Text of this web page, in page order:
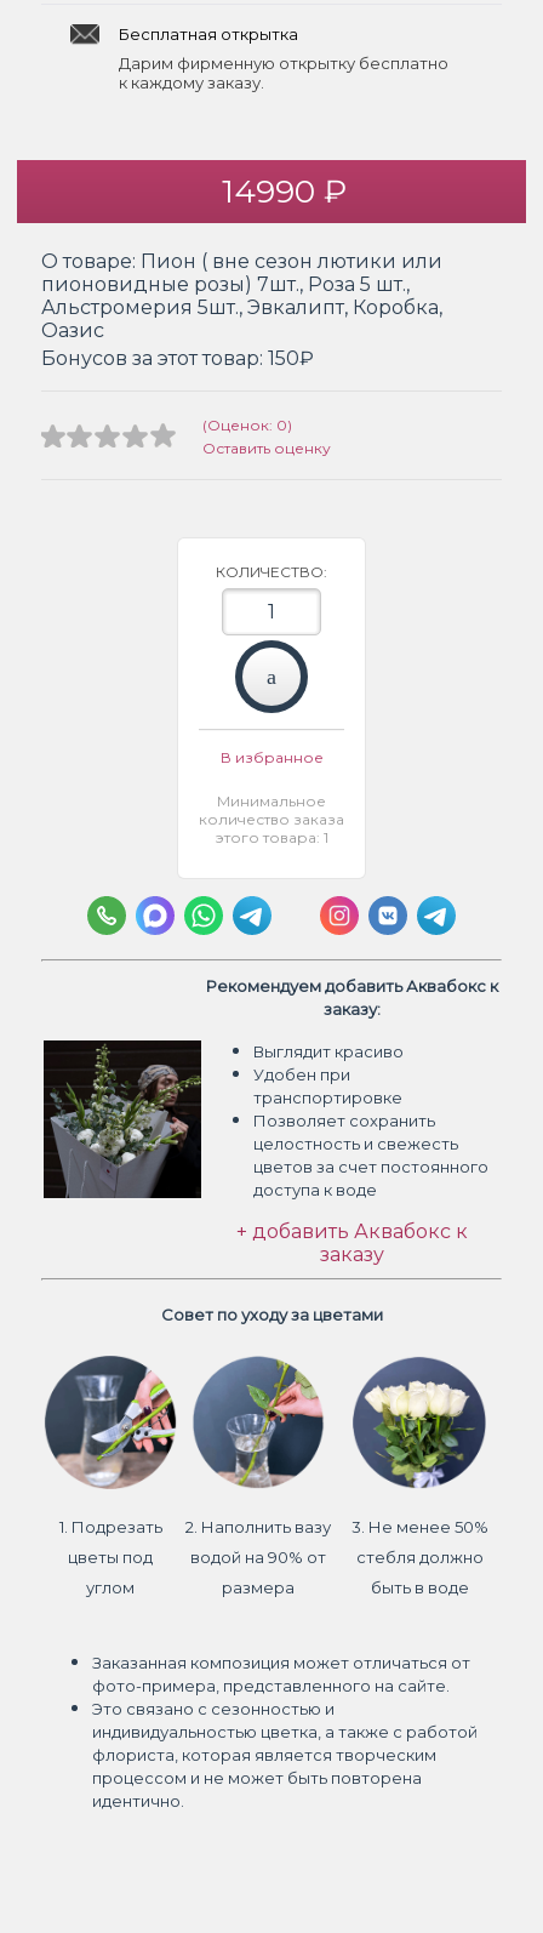
Бесплатная открытка
Дарим фирменную открытку бесплатно
к каждому заказу.
14990 ₽
О товаре: Пион ( вне сезон лютики или
пионовидные розы) 7шт., Роза 5 шт.,
Альстромерия 5шт., Эвкалипт, Коробка,
Оазис
Бонусов за этот товар: 150₽
(Оценок: 0)
Оставить оценку
КОЛИЧЕСТВО:
В избранное
Минимальное
количество заказа
этого товара: 1
Рекомендуем добавить Аквабокс к
заказу:
Выглядит красиво
Удобен при
транспортировке
Позволяет сохранить
целостность и свежесть
цветов за счет постоянного
доступа к воде
+ добавить Аквабокс к
заказу
Совет по уходу за цветами
1. Подрезать
цветы под
углом
2. Наполнить вазу
водой на 90% от
размера
3. Не менее 50%
стебля должно
быть в воде
Заказанная композиция может отличаться от
фото-примера, представленного на сайте.
Это связано с сезонностью и
индивидуальностью цветка, а также с работой
флориста, которая является творческим
процессом и не может быть повторена
идентично.